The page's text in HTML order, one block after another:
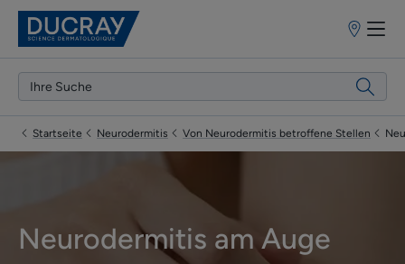
Startseite Neurodermitis Von Neurodermitis betroffene Stellen
Neurodermitis am Auge